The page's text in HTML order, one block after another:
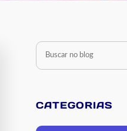
CATEGORIAS